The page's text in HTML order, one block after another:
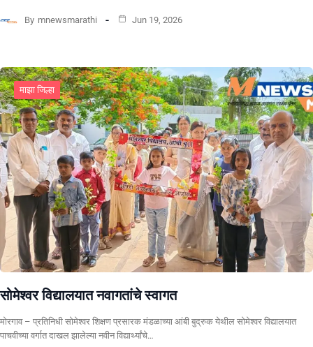
By mnewsmarathi Jun 19, 2026
माझा जिल्हा
सोमेश्वर विद्यालयात नवागतांचे स्वागत
मोरगाव – प्रतिनिधी सोमेश्वर शिक्षण प्रसारक मंडळाच्या आंबी बुद्रुक येथील सोमेश्वर विद्यालयात
पाचवीच्या वर्गात दाखल झालेल्या नवीन विद्यार्थ्यांचे…